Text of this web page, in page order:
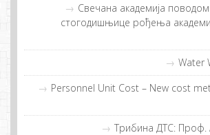
Свечана академија
стогодишњице рођења
Water
Personnel Unit Cost – New cost
Трибина ДТС: Проф.